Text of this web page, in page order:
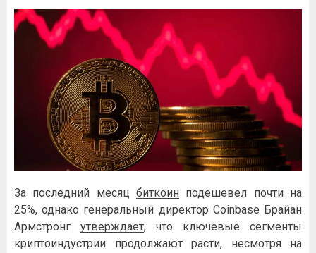
За последний месяц биткоин подешевел почти на
25%, однако генеральный директор Coinbase Брайан
Армстронг утверждает, что ключевые сегменты
криптоиндустрии продолжают расти, несмотря на